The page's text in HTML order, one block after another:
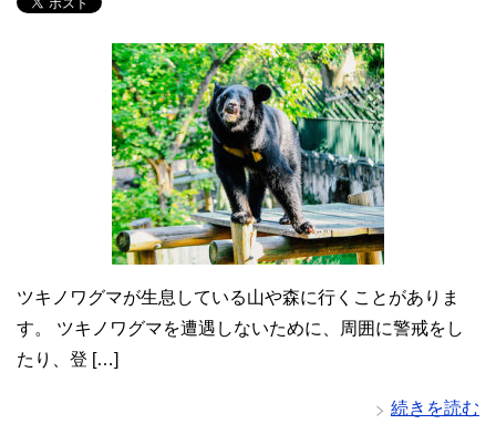
ツキノワグマが生息している山や森に行くことがありま
す。 ツキノワグマを遭遇しないために、周囲に警戒をし
たり、登 […]
続きを読む